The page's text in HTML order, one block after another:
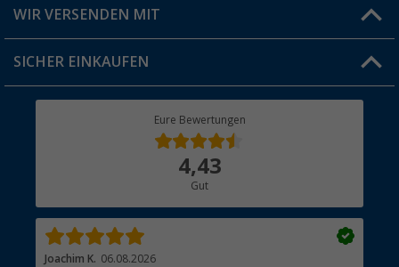
Jobs & Karriere
Versandinformationen
Rücksendung
WIR VERSENDEN MIT
SICHER EINKAUFEN
Eure Bewertungen
4,43
Gut
Joachim K. 06.08.2026